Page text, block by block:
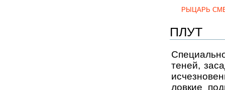
РЫЦАРЬ
ПЛУТ
теней,
ловкие